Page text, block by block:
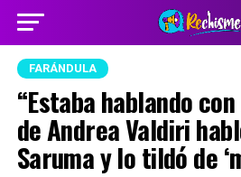
FARÁNDULA
“Estaba hablando
de Andrea Valdiri
Saruma y lo tildó de